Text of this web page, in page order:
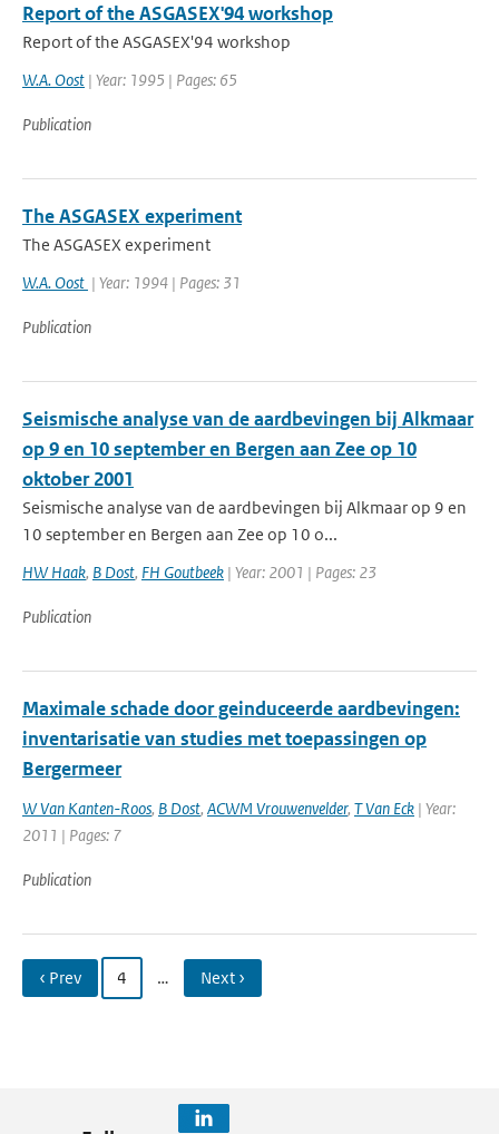
Report of the ASGASEX'94 workshop
Report of the ASGASEX'94 workshop
W.A. Oost | Year: 1995 | Pages: 65
Publication
The ASGASEX experiment
The ASGASEX experiment
W.A. Oost | Year: 1994 | Pages: 31
Publication
Seismische analyse van de aardbevingen bij Alkmaar
op 9 en 10 september en Bergen aan Zee op 10
oktober 2001
Seismische analyse van de aardbevingen bij Alkmaar op 9 en
10 september en Bergen aan Zee op 10 o...
HW Haak, B Dost, FH Goutbeek | Year: 2001 | Pages: 23
Publication
Maximale schade door geinduceerde aardbevingen:
inventarisatie van studies met toepassingen op
Bergermeer
W Van Kanten-Roos, B Dost, ACWM Vrouwenvelder, T Van Eck | Year:
2011 | Pages: 7
Publication
‹ Prev 4 … Next ›